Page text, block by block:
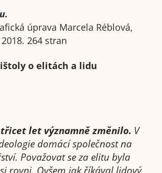
úprava Marcela Réblová,
264 stran
o elitách a lidu
let významně změnilo. V
domácí společnost na
Považovat se za elitu byla
rovni. Ovšem jak říkával lidový